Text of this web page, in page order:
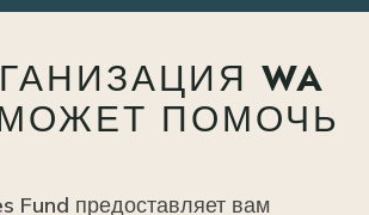
WA
МОЖЕТ ПОМОЧЬ
Fund предоставляет вам